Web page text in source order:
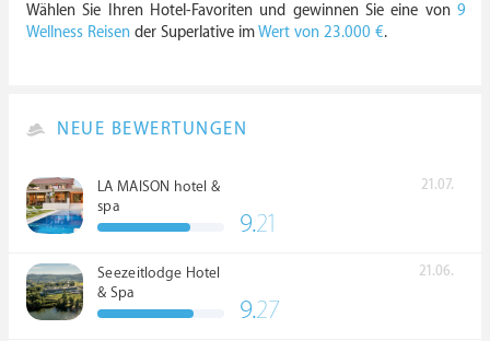
Wählen Sie Ihren Hotel-Favoriten und gewinnen Sie eine von 9
Wellness Reisen der Superlative imWert von 23.000 €.
NEUE BEWERTUNGEN
LA MAISON hotel &
spa
21.07.
9.21
Seezeitlodge Hotel
& Spa
21.06.
9.27